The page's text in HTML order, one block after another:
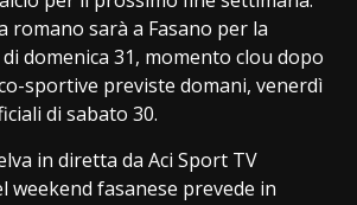
romano sarà a Fasano per la
domenica 31, momento clou dopo
sportive previste domani, venerdì
di sabato 30.
in diretta da Aci Sport TV
weekend fasanese prevede in